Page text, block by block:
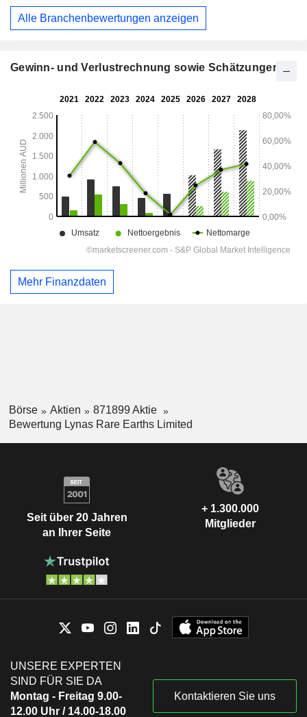
Alle Branchenbewertungen anzeigen
Gewinn- und Verlustrechnung sowie Schätzungen
Mehr Finanzdaten
Börse Aktien
871899 Aktie
Bewertung Lynas Rare Earths Limited
Seit über 20 Jahren
an Ihrer Seite
+ 1.300.000
Mitglieder
UNSERE EXPERTEN
SIND FÜR SIE DA
Montag - Freitag 9.00-
12.00 Uhr / 14.00-18.00
Kontaktieren Sie uns